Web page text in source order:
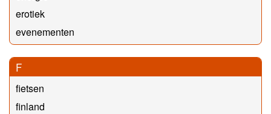
erotiek
evenementen
F
fietsen
finland